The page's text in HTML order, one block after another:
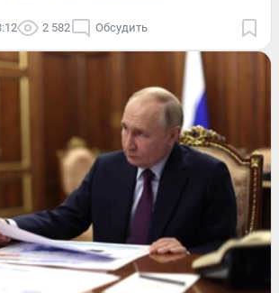
2 582 Обсудить